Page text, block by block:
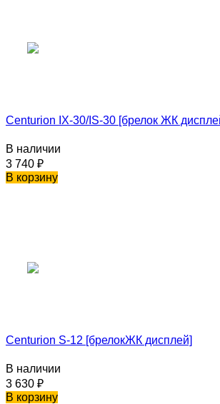
Centurion IX-30/IS-30 [брелок ЖК
В наличии
3 740 ₽
В корзину
Centurion S-12 [брелокЖК дисплей]
В наличии
3 630 ₽
В корзину